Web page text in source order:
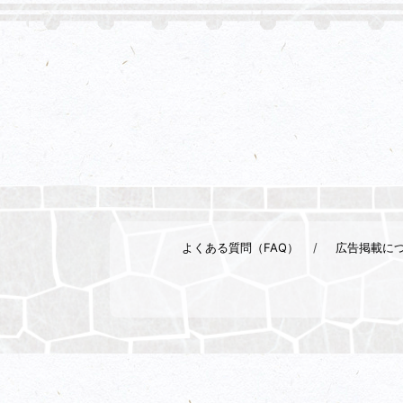
よくある質問（FAQ） 広告掲載に